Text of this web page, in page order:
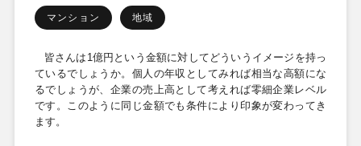
マンション 地域
皆さんは 1億円という金額に対してどういうイメージを持っ
ているでしょうか。個人の年収としてみれば相当な高額にな
るでしょうが、企業の売上高として考えれば零細企業レベル
です。このように同じ金額でも条件により印象が変わってき
ます。